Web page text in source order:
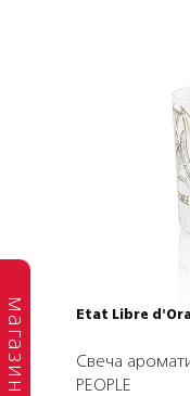
магазин Etat Libre
Свеча
PEOPLE